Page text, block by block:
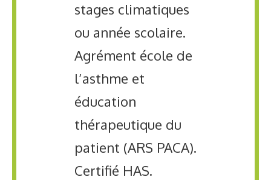
stages climatiques
ou année scolaire.
Agrément école de
l’asthme et
éducation
thérapeutique du
patient (ARS PACA).
Certifié HAS.